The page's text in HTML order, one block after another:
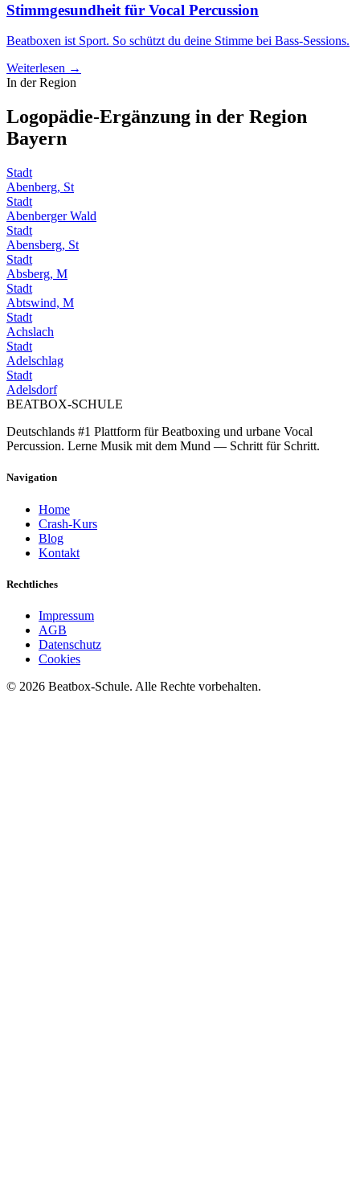
Stimmgesundheit für Vocal Percussion
Beatboxen ist Sport. So schützt du deine Stimme bei Bass-Sessions.
Weiterlesen →
In der Region
Logopädie-Ergänzung in der Region
Bayern
Stadt
Abenberg, St
Stadt
Abenberger Wald
Stadt
Abensberg, St
Stadt
Absberg, M
Stadt
Abtswind, M
Stadt
Achslach
Stadt
Adelschlag
Stadt
Adelsdorf
BEATBOX-SCHULE
Deutschlands #1 Plattform für Beatboxing und urbane Vocal
Percussion. Lerne Musik mit dem Mund — Schritt für Schritt.
Navigation
Home
Crash-Kurs
Blog
Kontakt
Rechtliches
Impressum
AGB
Datenschutz
Cookies
© 2026 Beatbox-Schule. Alle Rechte vorbehalten.